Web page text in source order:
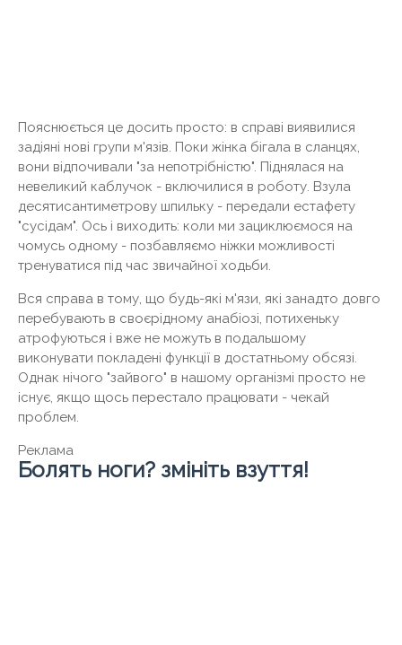
Пояснюється це досить просто: в справі виявилися
задіяні нові групи м'язів. Поки жінка бігала в сланцях,
вони відпочивали "за непотрібністю". Піднялася на
невеликий каблучок - включилися в роботу. Взула
десятисантиметрову шпильку - передали естафету
"сусідам". Ось і виходить: коли ми зациклюємося на
чомусь одному - позбавляємо ніжки можливості
тренуватися під час звичайної ходьби.
Вся справа в тому, що будь-які м'язи, які занадто довго
перебувають в своєрідному анабіозі, потихеньку
атрофуються і вже не можуть в подальшому
виконувати покладені функції в достатньому обсязі.
Однак нічого "зайвого" в нашому організмі просто не
існує, якщо щось перестало працювати - чекай
проблем.
Реклама
Болять ноги? змініть взуття!